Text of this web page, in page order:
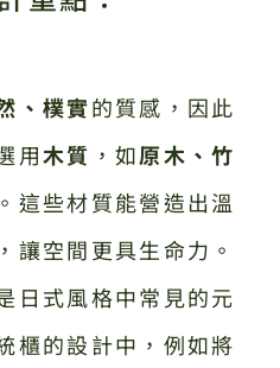
、樸實的質感，因此
用木質 ，如原木、竹
這些材質能營造出溫
讓空間更具生命力。
日式風格中常見的元
櫃的設計中，例如將